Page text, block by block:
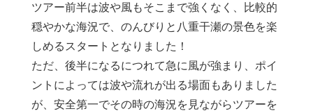
ツアー前半は波や風もそこまで強くなく、比較的
穏やかな海況で、のんびりと八重干瀬の景色を楽
しめるスタートとなりました！
ただ、後半になるにつれて急に風が強まり、ポイ
ントによっては波や流れが出る場面もありました
が、安全第一でその時の海況を見ながらツアーを